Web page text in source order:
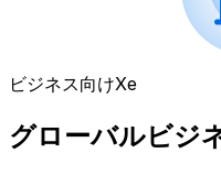
ビジネス向けXe
グローバルビジ